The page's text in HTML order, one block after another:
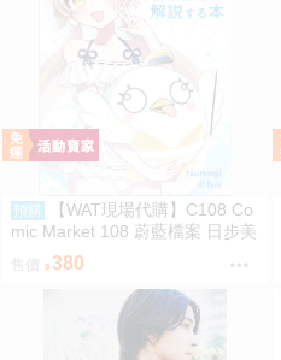
預購
【WAT現場代購】C108 Co
mic Market 108 蔚藍檔案 日步美
ペロロ様が東大数学2026を解説
する本
售價 380